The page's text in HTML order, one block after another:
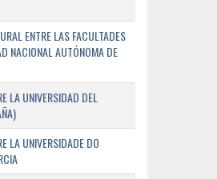
ENTRE LAS FACULTADES
NACIONAL AUTÓNOMA DE
LA UNIVERSIDAD DEL
LA UNIVERSIDADE DO